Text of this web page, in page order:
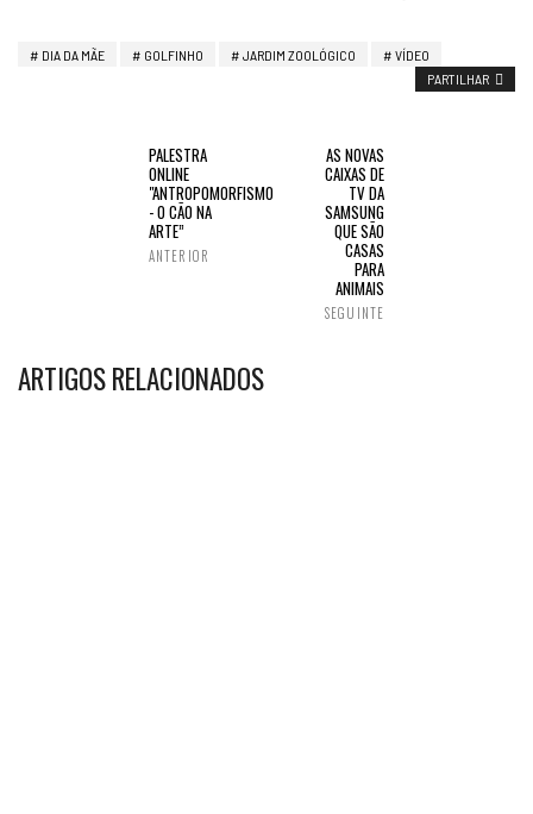
DIA DA MÃE GOLFINHO JARDIM ZOOLÓGICO
VÍDEO
PARTILHAR
PALESTRA
ONLINE
"ANTROPOMORFISMO
- O CÃO NA
ARTE”
ANTERIOR
AS NOVAS
CAIXAS DE
TV DA
SAMSUNG
QUE SÃO
CASAS
PARA
ANIMAIS
SEGUINTE
ARTIGOS RELACIONADOS